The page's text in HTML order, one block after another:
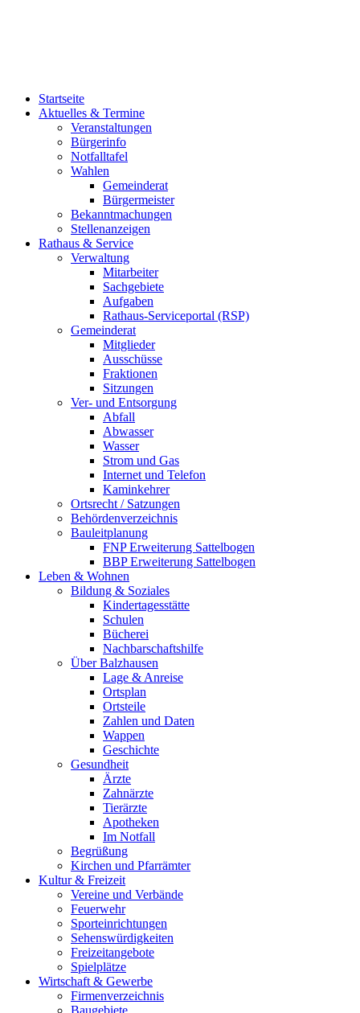
Startseite
Aktuelles & Termine
Veranstaltungen
Bürgerinfo
Notfalltafel
Wahlen
Gemeinderat
Bürgermeister
Bekanntmachungen
Stellenanzeigen
Rathaus & Service
Verwaltung
Mitarbeiter
Sachgebiete
Aufgaben
Rathaus-Serviceportal (RSP)
Gemeinderat
Mitglieder
Ausschüsse
Fraktionen
Sitzungen
Ver- und Entsorgung
Abfall
Abwasser
Wasser
Strom und Gas
Internet und Telefon
Kaminkehrer
Ortsrecht / Satzungen
Behördenverzeichnis
Bauleitplanung
FNP Erweiterung Sattelbogen
BBP Erweiterung Sattelbogen
Leben & Wohnen
Bildung & Soziales
Kindertagesstätte
Schulen
Bücherei
Nachbarschaftshilfe
Über Balzhausen
Lage & Anreise
Ortsplan
Ortsteile
Zahlen und Daten
Wappen
Geschichte
Gesundheit
Ärzte
Zahnärzte
Tierärzte
Apotheken
Im Notfall
Begrüßung
Kirchen und Pfarrämter
Kultur & Freizeit
Vereine und Verbände
Feuerwehr
Sporteinrichtungen
Sehenswürdigkeiten
Freizeitangebote
Spielplätze
Wirtschaft & Gewerbe
Firmenverzeichnis
Baugebiete